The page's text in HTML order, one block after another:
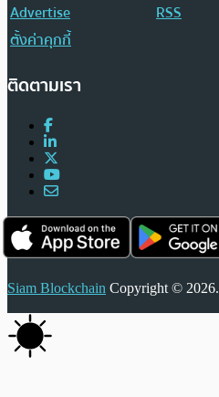
Advertise
RSS
ตั้งค่าคุกกี้
ติดตามเรา
Siam Blockchain Copyright © 2026.